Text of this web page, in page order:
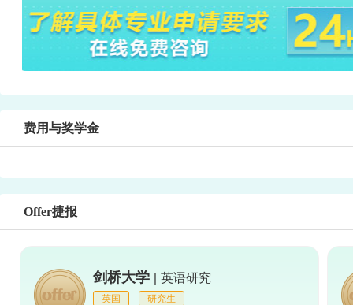
费用与奖学金
Offer捷报
剑桥大学 | 英语研究
英国 研究生